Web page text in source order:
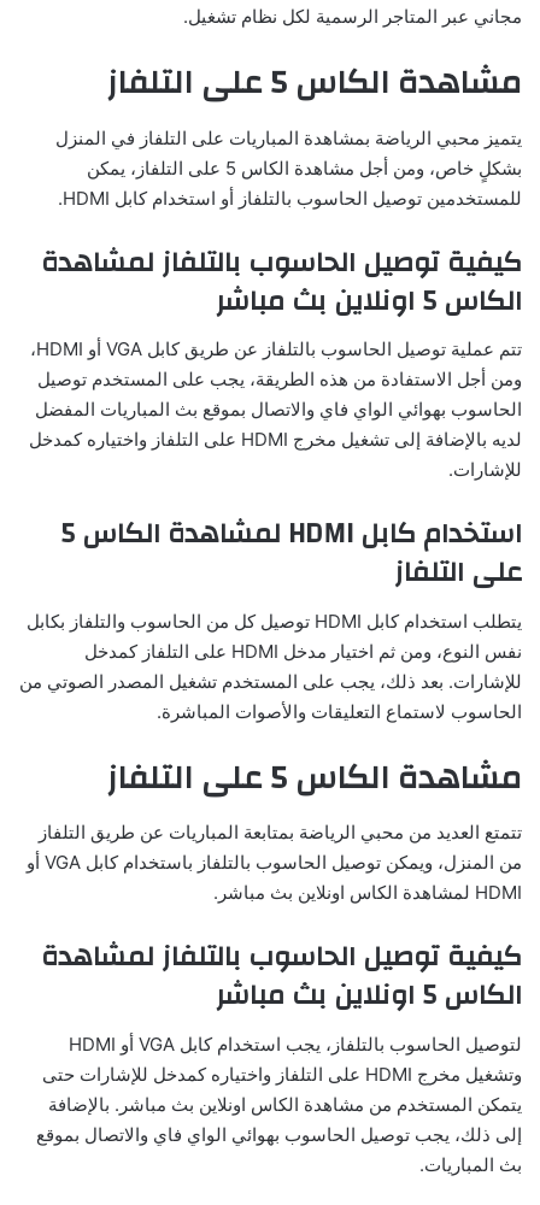
مجاني عبر المتاجر الرسمية لكل نظام تشغيل.
مشاهدة الكاس 5 على التلفاز
يتميز محبي الرياضة بمشاهدة المباريات على التلفاز في المنزل
بشكلٍ خاص، ومن أجل مشاهدة الكاس 5 على التلفاز، يمكن
للمستخدمين توصيل الحاسوب بالتلفاز أو استخدام كابل HDMI.
كيفية توصيل الحاسوب بالتلفاز لمشاهدة
الكاس 5 اونلاين بث مباشر
تتم عملية توصيل الحاسوب بالتلفاز عن طريق كابل VGA أو HDMI،
ومن أجل الاستفادة من هذه الطريقة، يجب على المستخدم توصيل
الحاسوب بهوائي الواي فاي والاتصال بموقع بث المباريات المفضل
لديه بالإضافة إلى تشغيل مخرج HDMI على التلفاز واختياره كمدخل
للإشارات.
استخدام كابل HDMI لمشاهدة الكاس 5
على التلفاز
يتطلب استخدام كابل HDMI توصيل كل من الحاسوب والتلفاز بكابل
نفس النوع، ومن ثم اختيار مدخل HDMI على التلفاز كمدخل
للإشارات. بعد ذلك، يجب على المستخدم تشغيل المصدر الصوتي من
الحاسوب لاستماع التعليقات والأصوات المباشرة.
مشاهدة الكاس 5 على التلفاز
تتمتع العديد من محبي الرياضة بمتابعة المباريات عن طريق التلفاز
من المنزل، ويمكن توصيل الحاسوب بالتلفاز باستخدام كابل VGA أو
HDMI لمشاهدة الكاس اونلاين بث مباشر.
كيفية توصيل الحاسوب بالتلفاز لمشاهدة
الكاس 5 اونلاين بث مباشر
لتوصيل الحاسوب بالتلفاز، يجب استخدام كابل VGA أو HDMI
وتشغيل مخرج HDMI على التلفاز واختياره كمدخل للإشارات حتى
يتمكن المستخدم من مشاهدة الكاس اونلاين بث مباشر. بالإضافة
إلى ذلك، يجب توصيل الحاسوب بهوائي الواي فاي والاتصال بموقع
بث المباريات.